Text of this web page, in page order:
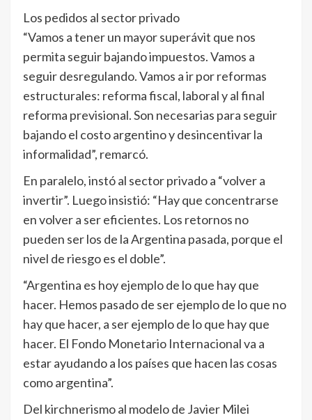
Los pedidos al sector privado
“Vamos a tener un mayor superávit que nos
permita seguir bajando impuestos. Vamos a
seguir desregulando. Vamos a ir por reformas
estructurales: reforma fiscal, laboral y al final
reforma previsional. Son necesarias para seguir
bajando el costo argentino y desincentivar la
informalidad”, remarcó.
En paralelo, instó al sector privado a “volver a
invertir”. Luego insistió: “Hay que concentrarse
en volver a ser eficientes. Los retornos no
pueden ser los de la Argentina pasada, porque el
nivel de riesgo es el doble”.
“Argentina es hoy ejemplo de lo que hay que
hacer. Hemos pasado de ser ejemplo de lo que no
hay que hacer, a ser ejemplo de lo que hay que
hacer. El Fondo Monetario Internacional va a
estar ayudando a los países que hacen las cosas
como argentina”.
Del kirchnerismo al modelo de Javier Milei